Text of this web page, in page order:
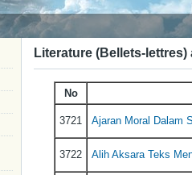
Literature (Bellets-
No
3721 Ajaran Moral Dalam
3722 Alih Aksara Teks